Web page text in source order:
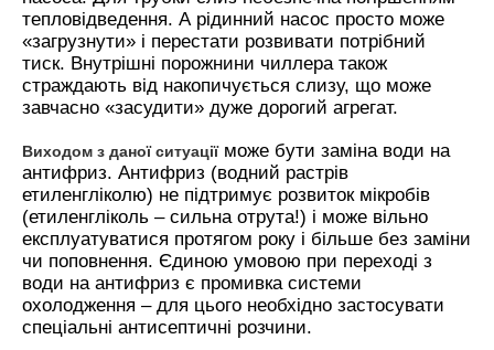
тепловідведення. А рідинний насос просто може
«загрузнути» і перестати розвивати потрібний
тиск. Внутрішні порожнини чиллера також
страждають від накопичується слизу, що може
завчасно «засудити» дуже дорогий агрегат.
Виходом з даної ситуаціїможе бути заміна води на
антифриз. Антифриз (водний растрів
етиленгліколю) не підтримує розвиток мікробів
(етиленгліколь – сильна отрута!) і може вільно
експлуатуватися протягом року і більше без заміни
чи поповнення. Єдиною умовою при переході з
води на антифриз є промивка системи
охолодження – для цього необхідно застосувати
спеціальні антисептичні розчини.